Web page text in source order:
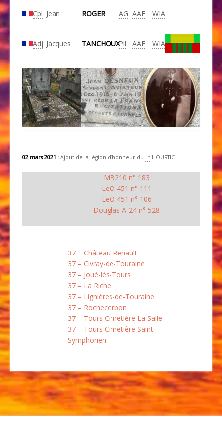
Cpl Jean ROGER AG AAF WIA
Adj Jacques TANCHOUXPil AAF WIA
02 mars 2021 : Ajout de la légion d’honneur du Lt HOURTIC
MB210 n° 183
LeO 451 n° 111
LeO 451 n° 106
Douglas A-24 n° 528
37 – Château-Renault
37 – Civray-de-Touraine
37 – Joué-lès-Tours
37 – La Riche
37 – Lignières-de-Touraine
37 – Rochecorbon
37 – Tours Cimetière La Salle
37 – Tours Cimetière Saint
Symphorien